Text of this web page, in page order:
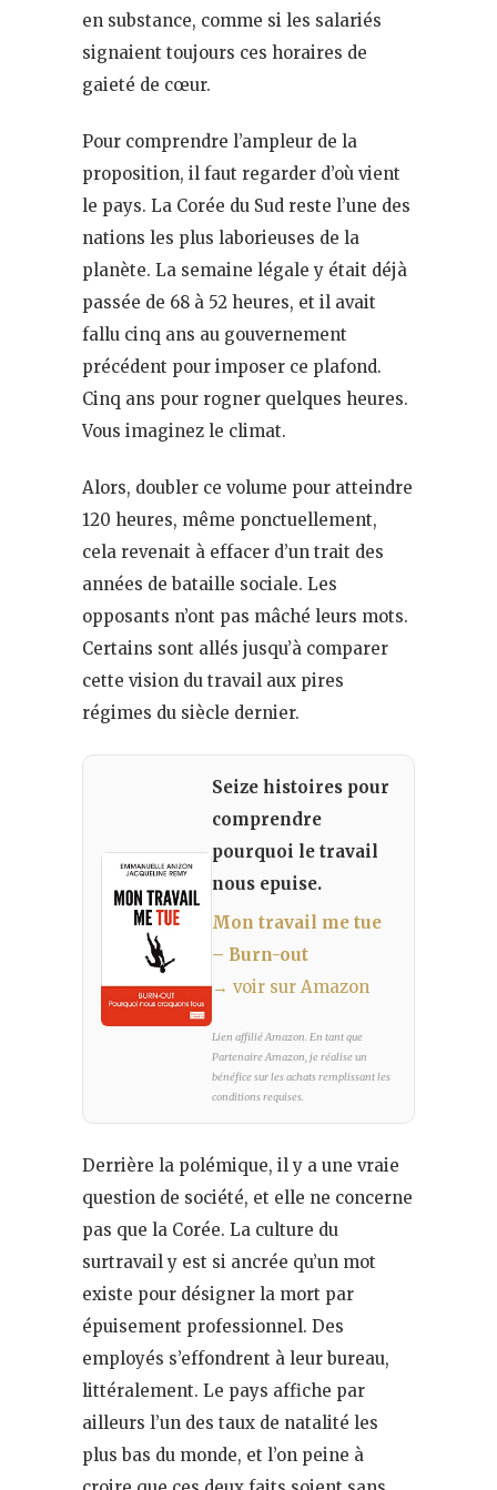
en substance, comme si les salariés
signaient toujours ces horaires de
gaieté de cœur.
Pour comprendre l’ampleur de la
proposition, il faut regarder d’où vient
le pays. La Corée du Sud reste l’une des
nations les plus laborieuses de la
planète. La semaine légale y était déjà
passée de 68 à 52 heures, et il avait
fallu cinq ans au gouvernement
précédent pour imposer ce plafond.
Cinq ans pour rogner quelques heures.
Vous imaginez le climat.
Alors, doubler ce volume pour atteindre
120 heures, même ponctuellement,
cela revenait à effacer d’un trait des
années de bataille sociale. Les
opposants n’ont pas mâché leurs mots.
Certains sont allés jusqu’à comparer
cette vision du travail aux pires
régimes du siècle dernier.
Seize histoires pour
comprendre
pourquoi le travail
nous epuise.
Mon travail me tue
– Burn-out
→ voir sur Amazon
Lien affilié Amazon. En tant que
Partenaire Amazon, je réalise un
bénéfice sur les achats remplissant les
conditions requises.
Derrière la polémique, il y a une vraie
question de société, et elle ne concerne
pas que la Corée. La culture du
surtravail y est si ancrée qu’un mot
existe pour désigner la mort par
épuisement professionnel. Des
employés s’effondrent à leur bureau,
littéralement. Le pays affiche par
ailleurs l’un des taux de natalité les
plus bas du monde, et l’on peine à